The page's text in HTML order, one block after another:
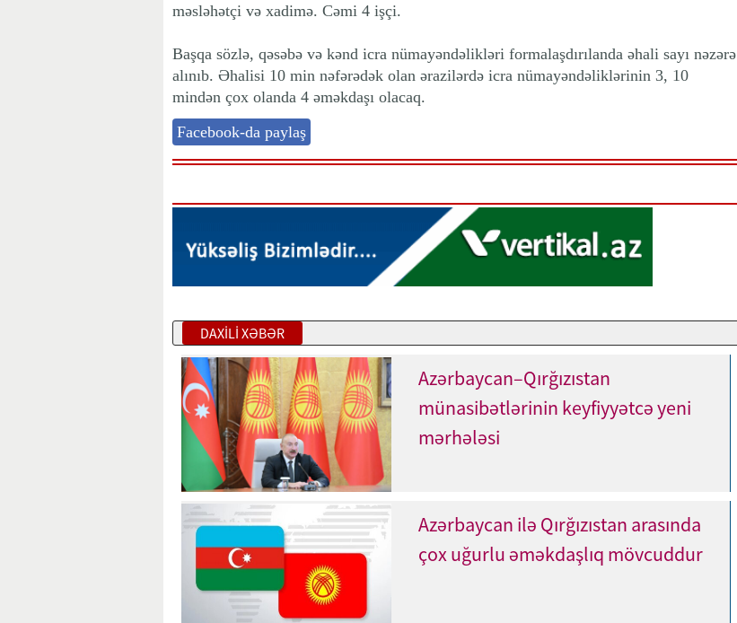
məsləhətçi və xadimə. Cəmi 4 işçi.
Başqa sözlə, qəsəbə və kənd icra nümayəndəlikləri formalaşdırılanda əhali sayı nəzərə
alınıb. Əhalisi 10 min nəfərədək olan ərazilərdə icra nümayəndəliklərinin 3, 10
mindən çox olanda 4 əməkdaşı olacaq.
Facebook-da paylaş
DAXİLİ XƏBƏR
Azərbaycan–Qırğızıstan
münasibətlərinin keyfiyyətcə yeni
mərhələsi
Azərbaycan ilə Qırğızıstan arasında
çox uğurlu əməkdaşlıq mövcuddur